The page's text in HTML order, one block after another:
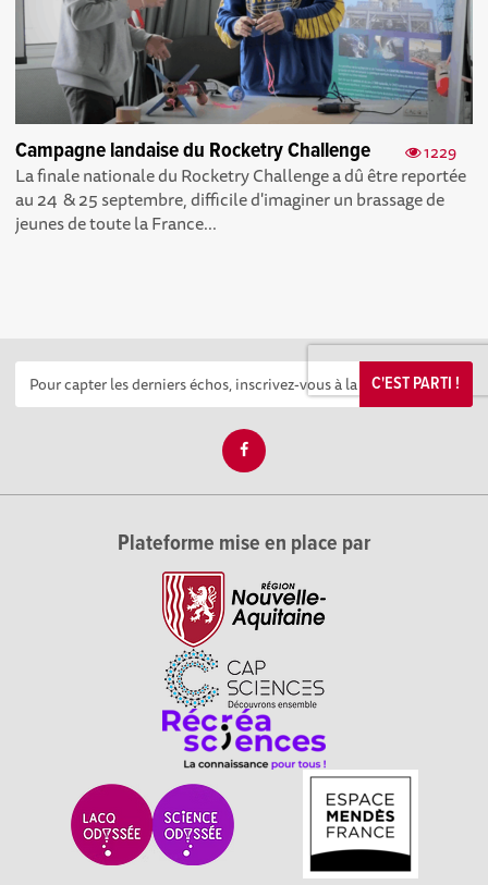
1229
Campagne landaise du Rocketry Challenge
La finale nationale du Rocketry Challenge a dû être reportée
au 24 & 25 septembre, difficile d'imaginer un brassage de
jeunes de toute la France...
C'EST PARTI !
Plateforme mise en place par